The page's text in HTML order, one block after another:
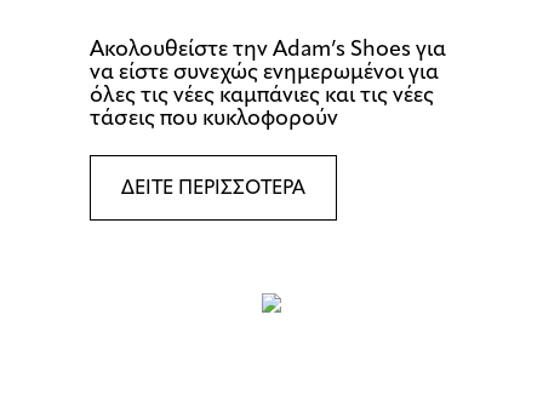
Ακολουθείστε την Αdam’s Shoes για
να είστε συνεχώς ενημερωμένοι για
όλες τις νέες καμπάνιες και τις νέες
τάσεις που κυκλοφορούν
ΔΕΙΤΕ ΠΕΡΙΣΣΟΤΕΡΑ